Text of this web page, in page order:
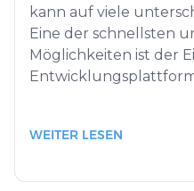
kann auf viele
Eine der schnellsten
Möglichkeiten ist der
WEITER LESEN